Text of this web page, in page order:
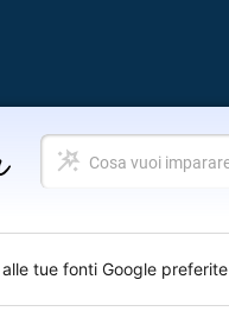
Cosa
vuoi
alle tue fonti Google preferite